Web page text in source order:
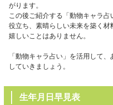
がります。
この後ご紹介する「動物キャラ
役立ち、素晴らしい未来を築く
嬉しいことはありません。
「動物キャラ占い」を活用して
していきましょう。
生年月日早見表